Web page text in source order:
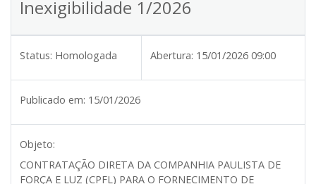
Inexigibilidade 1/2026
Status: Homologada Abertura: 15/01/2026 09:00
Publicado em: 15/01/2026
Objeto:
CONTRATAÇÃO DIRETA DA COMPANHIA PAULISTA DE
FORÇA E LUZ (CPFL) PARA O FORNECIMENTO DE